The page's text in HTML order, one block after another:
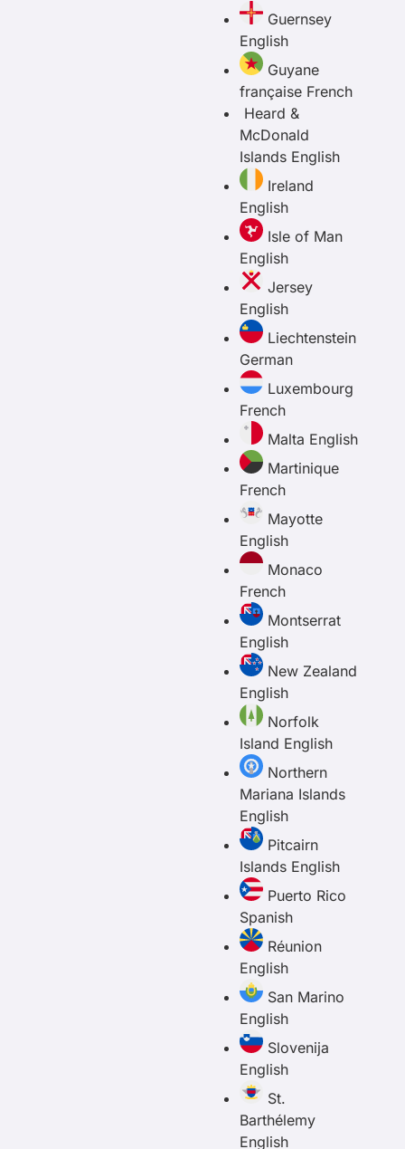
Guernsey
English
Guyane
française French
Heard &
McDonald
Islands English
Ireland
English
Isle of Man
English
Jersey
English
Liechtenstein
German
Luxembourg
French
Malta English
Martinique
French
Mayotte
English
Monaco
French
Montserrat
English
New Zealand
English
Norfolk
Island English
Northern
Mariana Islands
English
Pitcairn
Islands English
Puerto Rico
Spanish
Réunion
English
San Marino
English
Slovenija
English
St.
Barthélemy
English